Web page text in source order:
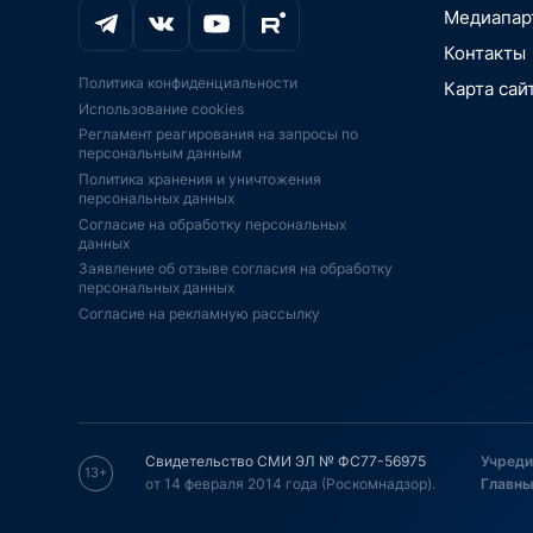
Политика конфиденциальности
Использование cookies
Регламент реагирования на запросы по
персональным данным
Политика хранения и уничтожения
персональных данных
Согласие на обработку персональных
данных
Заявление об отзыве согласия на обработку
персональных данных
Согласие на рекламную рассылку
BigData,
IoT, АСУ ТП,
автомобили
автомобили
Аддитивные
умный
вещей,
Аддитивные
связь,
автомобили
РЫНКИ.
IPO,
Контакты
Карта
13+
Свидетельство СМИ ЭЛ № ФС77-56975
от 14 февраля 2014 года (Роскомнадзор).